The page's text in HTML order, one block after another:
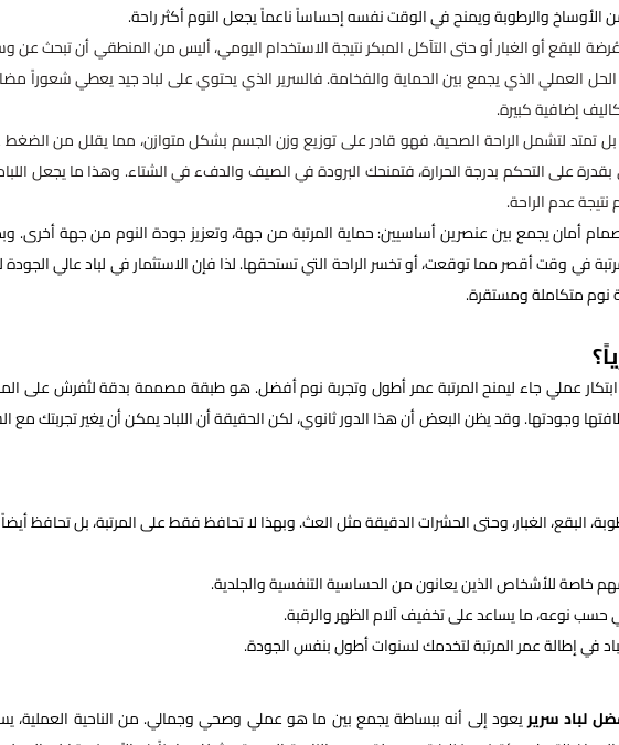
الأوساخ والرطوبة ويمنح في الوقت نفسه إحساساً ناعماً يجعل النوم أكثر راحة.
للبقع أو الغبار أو حتى التآكل المبكر نتيجة الاستخدام اليومي، أليس من المنطقي أن تبحث عن
الحل العملي الذي يجمع بين الحماية والفخامة. فالسرير الذي يحتوي على لباد جيد يعطي شعوراً
إضافية كبيرة.
بل تمتد لتشمل الراحة الصحية. فهو قادر على توزيع وزن الجسم بشكل متوازن، مما يقلل من
على التحكم بدرجة الحرارة، فتمنحك البرودة في الصيف والدفء في الشتاء. وهذا ما يجعل
عدم الراحة.
أمان يجمع بين عنصرين أساسيين: حماية المرتبة من جهة، وتعزيز جودة النوم من جهة أخرى.
في وقت أقصر مما توقعت، أو تخسر الراحة التي تستحقها. لذا فإن الاستثمار في لباد عالي
نوم متكاملة ومستقرة.
عملي جاء ليمنح المرتبة عمر أطول وتجربة نوم أفضل. هو طبقة مصممة بدقة لتُفرش على
وجودتها. وقد يظن البعض أن هذا الدور ثانوي، لكن الحقيقة أن اللباد يمكن أن يغير تجربتك مع
البقع، الغبار، وحتى الحشرات الدقيقة مثل العث. وبهذا لا تحافظ فقط على المرتبة، بل تحافظ أيضاً
خاصة للأشخاص الذين يعانون من الحساسية التنفسية والجلدية.
نوعه، ما يساعد على تخفيف آلام الظهر والرقبة.
في إطالة عمر المرتبة لتخدمك لسنوات أطول بنفس الجودة.
لباد سريريعود إلى أنه ببساطة يجمع بين ما هو عملي وصحي وجمالي. من الناحية العملية،